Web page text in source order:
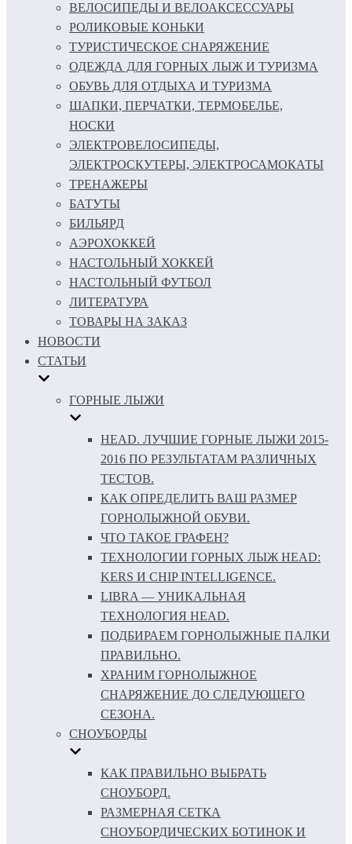
ВЕЛОСИПЕДЫ И ВЕЛОАКСЕССУАРЫ
РОЛИКОВЫЕ КОНЬКИ
ТУРИСТИЧЕСКОЕ СНАРЯЖЕНИЕ
ОДЕЖДА ДЛЯ ГОРНЫХ ЛЫЖ И ТУРИЗМА
ОБУВЬ ДЛЯ ОТДЫХА И ТУРИЗМА
ШАПКИ, ПЕРЧАТКИ, ТЕРМОБЕЛЬЕ,
НОСКИ
ЭЛЕКТРОВЕЛОСИПЕДЫ,
ЭЛЕКТРОСКУТЕРЫ, ЭЛЕКТРОСАМОКАТЫ
ТРЕНАЖЕРЫ
БАТУТЫ
БИЛЬЯРД
АЭРОХОККЕЙ
НАСТОЛЬНЫЙ ХОККЕЙ
НАСТОЛЬНЫЙ ФУТБОЛ
ЛИТЕРАТУРА
ТОВАРЫ НА ЗАКАЗ
НОВОСТИ
СТАТЬИ
ГОРНЫЕ ЛЫЖИ
HEAD. ЛУЧШИЕ ГОРНЫЕ ЛЫЖИ 2015-
2016 ПО РЕЗУЛЬТАТАМ РАЗЛИЧНЫХ
ТЕСТОВ.
КАК ОПРЕДЕЛИТЬ ВАШ РАЗМЕР
ГОРНОЛЫЖНОЙ ОБУВИ.
ЧТО ТАКОЕ ГРАФЕН?
ТЕХНОЛОГИИ ГОРНЫХ ЛЫЖ HEAD:
KERS И CHIP INTELLIGENCE.
LIBRA — УНИКАЛЬНАЯ
ТЕХНОЛОГИЯ HEAD.
ПОДБИРАЕМ ГОРНОЛЫЖНЫЕ ПАЛКИ
ПРАВИЛЬНО.
ХРАНИМ ГОРНОЛЫЖНОЕ
СНАРЯЖЕНИЕ ДО СЛЕДУЮЩЕГО
СЕЗОНА.
СНОУБОРДЫ
КАК ПРАВИЛЬНО ВЫБРАТЬ
СНОУБОРД.
РАЗМЕРНАЯ СЕТКА
СНОУБОРДИЧЕСКИХ БОТИНОК И